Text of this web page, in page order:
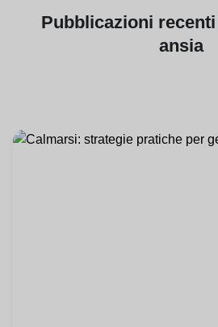
Pubblicazioni
ansia